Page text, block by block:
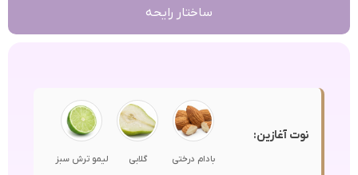
ساختار رایحه
نوت آغازین:
بادام درختی گلابی لیمو ترش سبز